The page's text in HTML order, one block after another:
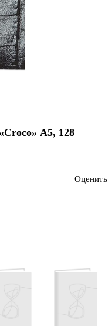
А5, 128
Оценить